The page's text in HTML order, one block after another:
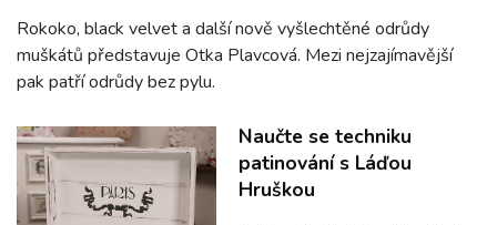
Rokoko, black velvet a další nově vyšlechtěné odrůdy
muškátů představuje Otka Plavcová. Mezi nejzajímavější
pak patří odrůdy bez pylu.
Naučte se techniku
patinování s Láďou
Hruškou